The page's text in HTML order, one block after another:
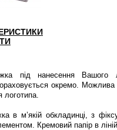
під нанесення Вашого
окремо.
логотипа.
в м’якій обкладинці, з
Кремовий папір в